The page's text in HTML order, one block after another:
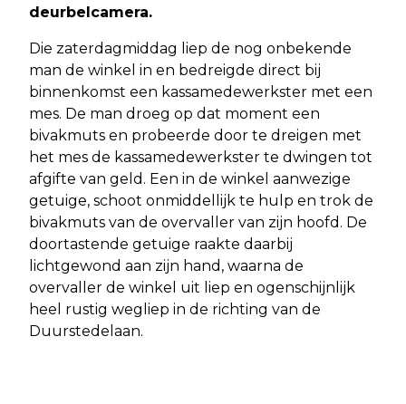
deurbelcamera.
Die zaterdagmiddag liep de nog onbekende
man de winkel in en bedreigde direct bij
binnenkomst een kassamedewerkster met een
mes. De man droeg op dat moment een
bivakmuts en probeerde door te dreigen met
het mes de kassamedewerkster te dwingen tot
afgifte van geld. Een in de winkel aanwezige
getuige, schoot onmiddellijk te hulp en trok de
bivakmuts van de overvaller van zijn hoofd. De
doortastende getuige raakte daarbij
lichtgewond aan zijn hand, waarna de
overvaller de winkel uit liep en ogenschijnlijk
heel rustig wegliep in de richting van de
Duurstedelaan.